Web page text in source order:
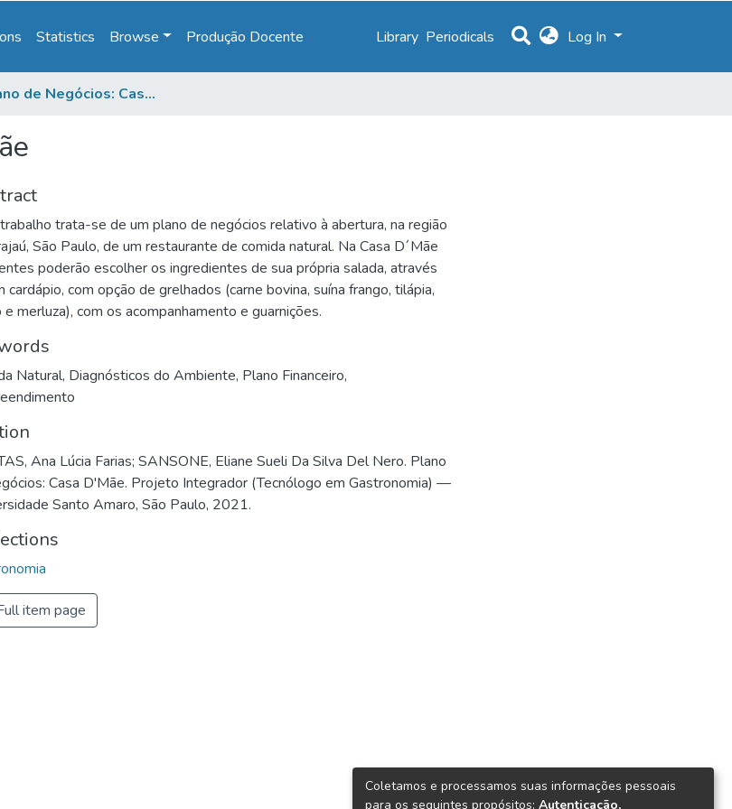
Statistics Browse Produção Docente Library Periodicals Log In
Plano de Negócios: Casa D'Mãe
trata-se de um plano de negócios relativo à abertura, na região
São Paulo, de um restaurante de comida natural. Na Casa D´Mãe
poderão escolher os ingredientes de sua própria salada, através
cardápio, com opção de grelhados (carne bovina, suína frango, tilápia,
e merluza), com os acompanhamento e guarnições.
Natural, Diagnósticos do Ambiente, Plano Financeiro,
Ana Lúcia Farias; SANSONE, Eliane Sueli Da Silva Del Nero. Plano
Casa D'Mãe. Projeto Integrador (Tecnólogo em Gastronomia) —
Santo Amaro, São Paulo, 2021.
item page
Coletamos e processamos suas informações pessoais
para os seguintes propósitos: Autenticação,